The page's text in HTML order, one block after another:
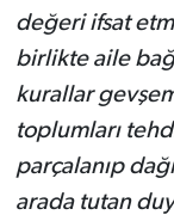
değeri ifsat
birlikte aile
kurallar
toplumları
parçalanıp
arada tutan